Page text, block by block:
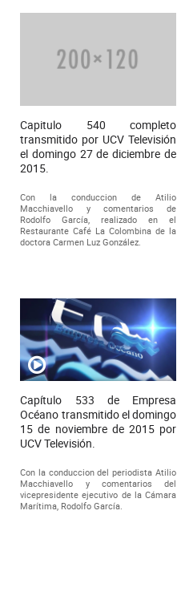
Capitulo 540 completo
transmitido por UCV Televisión
el domingo 27 de diciembre de
2015.
Con la conduccion de Atilio
Macchiavello y comentarios de
Rodolfo García, realizado en el
Restaurante Café La Colombina de la
doctora Carmen Luz González.
Capítulo 533 de Empresa
Océano transmitido el domingo
15 de noviembre de 2015 por
UCV Televisión.
Con la conduccion del periodista Atilio
Macchiavello y comentarios del
vicepresidente ejecutivo de la Cámara
Marítima, Rodolfo García.